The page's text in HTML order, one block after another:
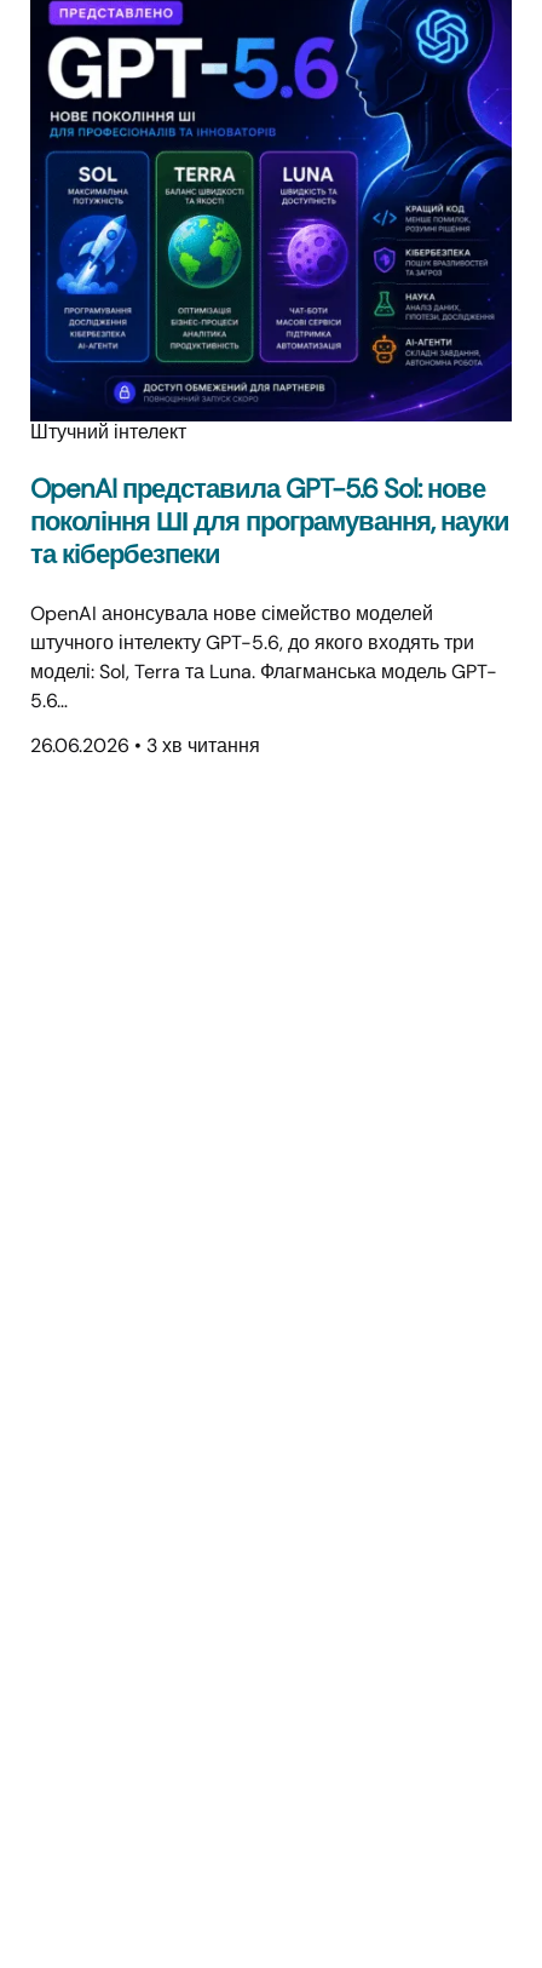
Штучний інтелект
OpenAI представила GPT-5.6 Sol: нове
покоління ШІ для програмування, науки
та кібербезпеки
OpenAI анонсувала нове сімейство моделей
штучного інтелекту GPT-5.6, до якого входять три
моделі: Sol, Terra та Luna. Флагманська модель GPT-
5.6…
26.06.2026 • 3 хв читання